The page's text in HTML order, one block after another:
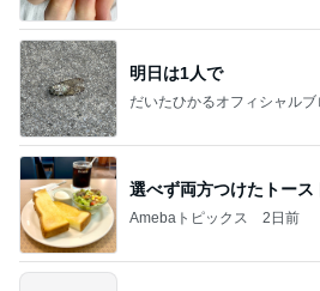
明日は1人で
だいたひかるオフィシャルブ
選べず両方つけたトース
Amebaトピックス 2日前